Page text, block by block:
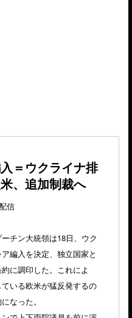
＝ウクライナ排
、追加制裁へ
信
チン大統領は18日、ウク
編入を決定、独立国家と
に調印した。これによ
いる欧米が猛反発するの
なった。